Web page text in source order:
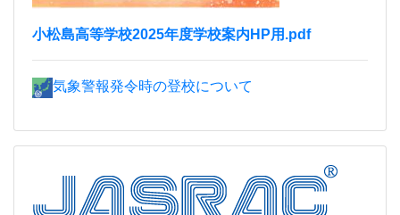
小松島高等学校2025年度学校案内HP用.pdf
気象警報発令時の登校について